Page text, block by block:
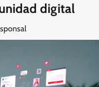
digital